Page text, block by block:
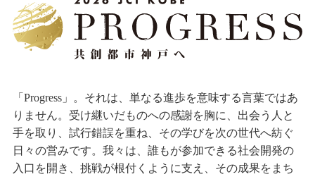
「Progress」。それは、単なる進歩を意味する言葉ではあ
りません。受け継いだものへの感謝を胸に、出会う人と
手を取り、試行錯誤を重ね、その学びを次の世代へ紡ぐ
日々の営みです。我々は、誰もが参加できる社会開発の
入口を開き、挑戦が根付くように支え、その成果をまち